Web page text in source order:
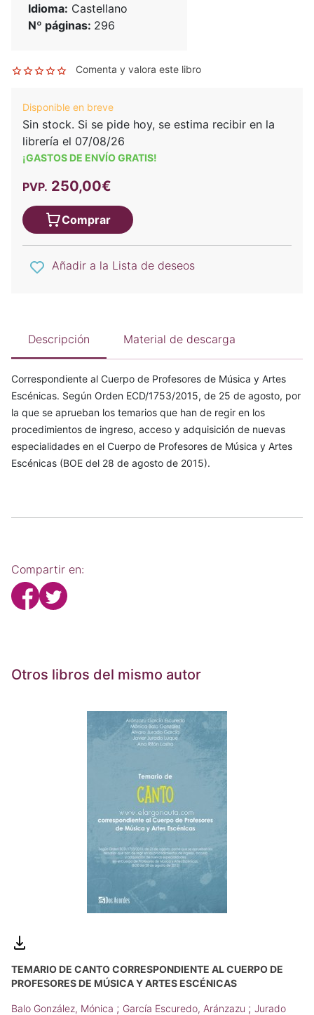
Idioma: Castellano
Nº páginas: 296
Comenta y valora este libro
Disponible en breve
Sin stock. Si se pide hoy, se estima recibir en la
librería el 07/08/26
¡GASTOS DE ENVÍO GRATIS!
PVP. 250,00€
Comprar
Añadir a la Lista de deseos
Descripción Material de descarga
Correspondiente al Cuerpo de Profesores de Música y Artes
Escénicas. Según Orden ECD/1753/2015, de 25 de agosto, por
la que se aprueban los temarios que han de regir en los
procedimientos de ingreso, acceso y adquisición de nuevas
especialidades en el Cuerpo de Profesores de Música y Artes
Escénicas (BOE del 28 de agosto de 2015).
Compartir en:
Otros libros del mismo autor
TEMARIO DE CANTO CORRESPONDIENTE AL CUERPO DE
PROFESORES DE MÚSICA Y ARTES ESCÉNICAS
Balo González, Mónica ; García Escuredo, Aránzazu ; Jurado